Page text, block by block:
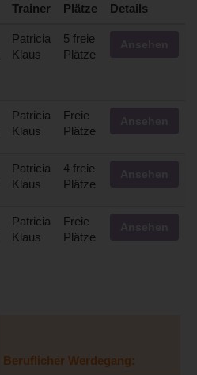
Trainer
Plätze
Details
Patricia
Klaus
5 freie
Plätze
Patricia
Klaus
Freie
Plätze
Patricia
Klaus
4 freie
Plätze
Patricia
Klaus
Freie
Plätze
Beruflicher Werdegang: